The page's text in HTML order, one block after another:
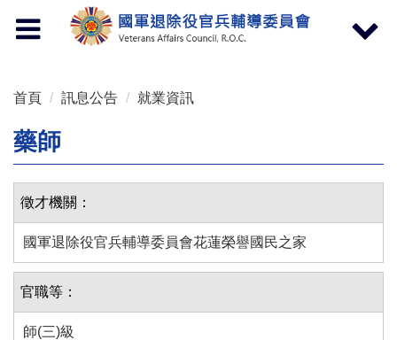
Toggle
navigation
Toggle
首頁 訊息公告 就業資訊
藥師
徵才機關：
國軍退除役官兵輔導委員會花蓮榮譽國民之家
官職等：
師(三)級